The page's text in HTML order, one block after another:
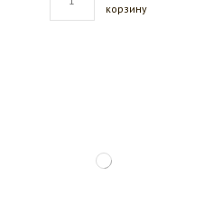
корзину